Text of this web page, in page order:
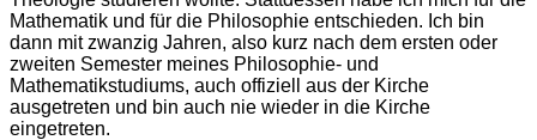
Mathematik und für die Philosophie entschieden. Ich bin
dann mit zwanzig Jahren, also kurz nach dem ersten oder
zweiten Semester meines Philosophie- und
Mathematikstudiums, auch offiziell aus der Kirche
ausgetreten und bin auch nie wieder in die Kirche
eingetreten.